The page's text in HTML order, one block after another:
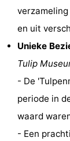
Uitkijkpunten
Attracties
Rondvaarten
Experiences
Dorpen
Rondleidingen
en uit
Unieke
Tulip
- De
periode in
waard
- Een